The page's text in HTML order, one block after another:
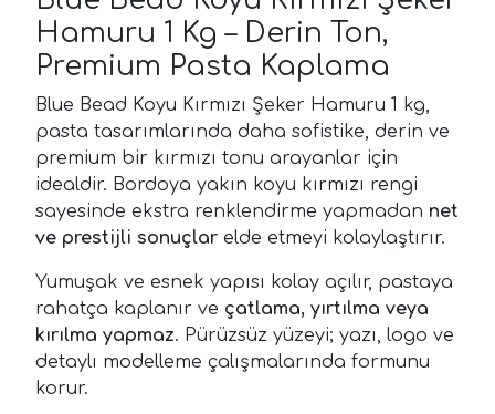
Hamuru 1 Kg – Derin Ton,
Premium Pasta Kaplama
Blue Bead Koyu Kırmızı Şeker Hamuru 1 kg,
pasta tasarımlarında daha sofistike, derin ve
premium bir kırmızı tonu arayanlar için
idealdir. Bordoya yakın koyu kırmızı rengi
sayesinde ekstra renklendirme yapmadan net
ve prestijli sonuçlar elde etmeyi kolaylaştırır.
Yumuşak ve esnek yapısı kolay açılır, pastaya
rahatça kaplanır ve çatlama, yırtılma veya
kırılma yapmaz. Pürüzsüz yüzeyi; yazı, logo ve
detaylı modelleme çalışmalarında formunu
korur.